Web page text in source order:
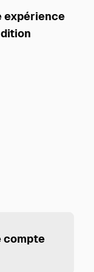
expérience
compte